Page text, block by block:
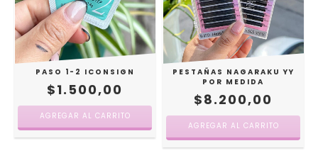
PASO 1-2 ICONSIGN
$1.500,00
AGREGAR AL CARRITO
PESTAÑAS NAGARAKU YY
POR MEDIDA
$8.200,00
AGREGAR AL CARRITO